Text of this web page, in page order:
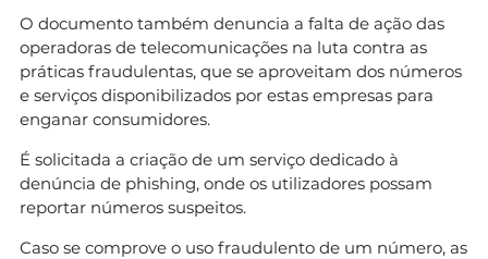
O documento também denuncia a falta de ação das
operadoras de telecomunicações na luta contra as
práticas fraudulentas, que se aproveitam dos números
e serviços disponibilizados por estas empresas para
enganar consumidores.
É solicitada a criação de um serviço dedicado à
denúncia de phishing, onde os utilizadores possam
reportar números suspeitos.
Caso se comprove o uso fraudulento de um número, as